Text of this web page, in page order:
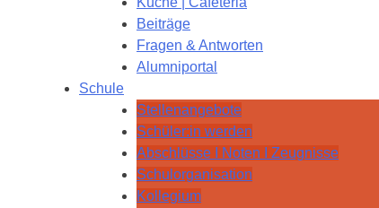
Beiträge
Fragen & Antworten
Alumniportal
Schule
Stellenangebote
Schüler:in werden
Abschlüsse I Noten I Zeugnisse
Schulorganisation
Kollegium